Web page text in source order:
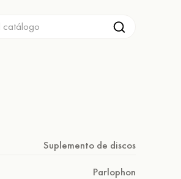
Suplemento de discos
Parlophon